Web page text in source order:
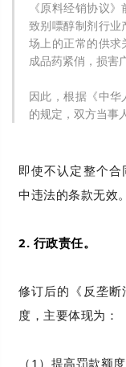
《原料经销协议
致别嘌醇制剂行业
场上的正常的供求
成品药紧俏，损害
因此，根据《中华
的规定，双方当事
即使不认定整个
中违法的条款无效。
2. 行政责任。
修订后的《反垄断
度，主要体现为：
（1）提高罚款额度